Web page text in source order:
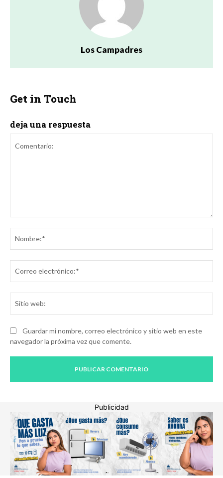
Los Campadres
Get in Touch
deja una respuesta
Guardar mi nombre, correo electrónico y sitio web en este
navegador la próxima vez que comente.
Publicidad